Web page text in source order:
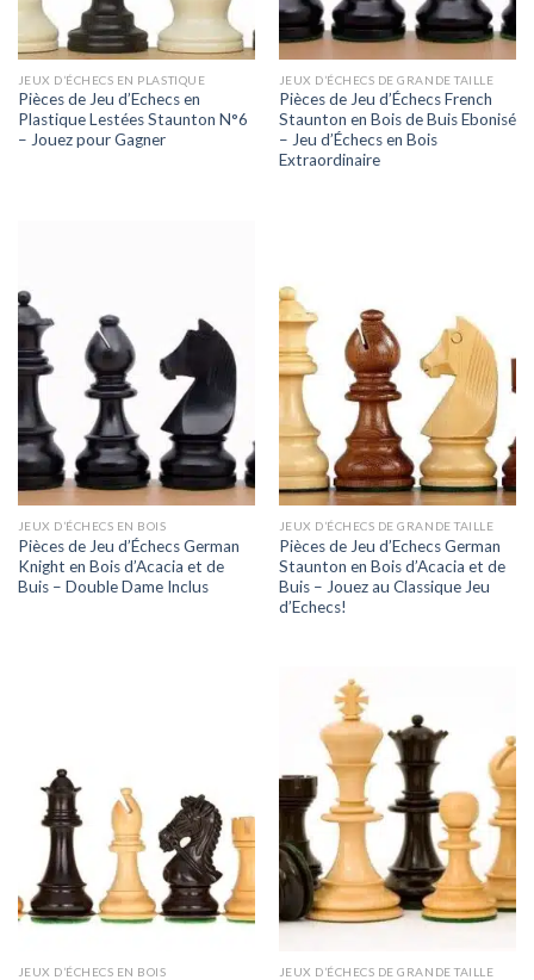
JEUX D’ÉCHECS EN PLASTIQUE
Pièces de Jeu d’Echecs en
Plastique Lestées Staunton N°6
– Jouez pour Gagner
JEUX D’ÉCHECS DE GRANDE TAILLE
Pièces de Jeu d’Échecs French
Staunton en Bois de Buis Ebonisé
– Jeu d’Échecs en Bois
Extraordinaire
JEUX D’ÉCHECS EN BOIS
Pièces de Jeu d’Échecs German
Knight en Bois d’Acacia et de
Buis – Double Dame Inclus
JEUX D’ÉCHECS DE GRANDE TAILLE
Pièces de Jeu d’Echecs German
Staunton en Bois d’Acacia et de
Buis – Jouez au Classique Jeu
d’Echecs!
JEUX D’ÉCHECS EN BOIS JEUX D’ÉCHECS DE GRANDE TAILLE